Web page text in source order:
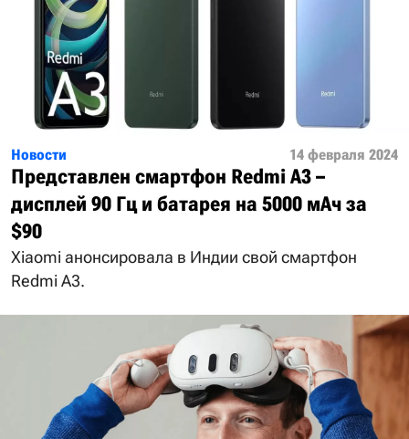
Новости 14 февраля 2024
Представлен смартфон Redmi A3 –
дисплей 90 Гц и батарея на 5000 мАч за
$90
Xiaomi анонсировала в Индии свой смартфон
Redmi A3.